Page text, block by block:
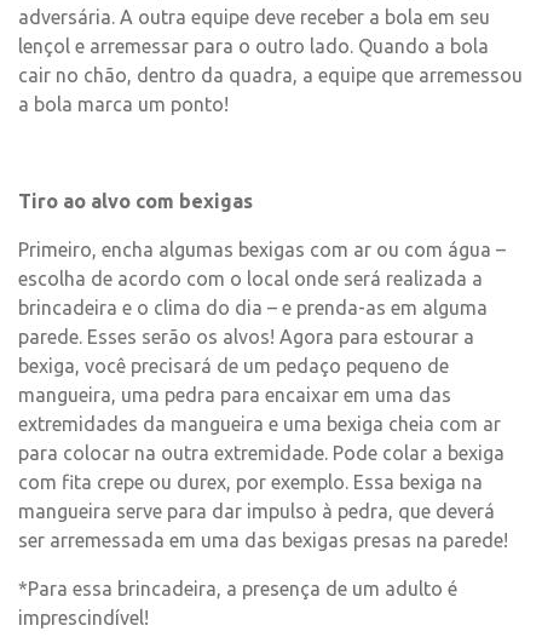
adversária. A outra equipe deve receber a bola em seu
lençol e arremessar para o outro lado. Quando a bola
cair no chão, dentro da quadra, a equipe que arremessou
a bola marca um ponto!
Tiro ao alvo com bexigas
Primeiro, encha algumas bexigas com ar ou com água –
escolha de acordo com o local onde será realizada a
brincadeira e o clima do dia – e prenda-as em alguma
parede. Esses serão os alvos! Agora para estourar a
bexiga, você precisará de um pedaço pequeno de
mangueira, uma pedra para encaixar em uma das
extremidades da mangueira e uma bexiga cheia com ar
para colocar na outra extremidade. Pode colar a bexiga
com fita crepe ou durex, por exemplo. Essa bexiga na
mangueira serve para dar impulso à pedra, que deverá
ser arremessada em uma das bexigas presas na parede!
*Para essa brincadeira, a presença de um adulto é
imprescindível!